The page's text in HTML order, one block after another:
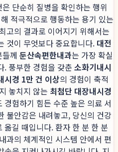
단순히 질병을 확인하는 행위
적극적으로 행동하는 용기 있는
고의 결과로 이어지기 위해서는
것이 무엇보다 중요합니다. 대전
께 둔산속편한내과는 가장 확실
. 풍부한 경험을 갖춘 소화기내시
시경 1만 건 이상의 경험이 축적
놓치지 않는 최첨단 대장내시경
험하기 힘든 수준 높은 의료 서
불안감은 내려놓고, 당신의 건강
길 때입니다. 환자 한 분 한 분
내과의 체계적인 시스템 안에서 편